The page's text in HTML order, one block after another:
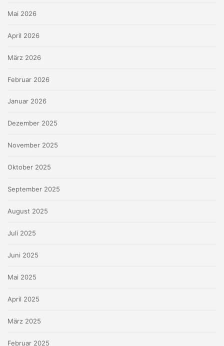
Mai 2026
April 2026
März 2026
Februar 2026
Januar 2026
Dezember 2025
November 2025
Oktober 2025
September 2025
August 2025
Juli 2025
Juni 2025
Mai 2025
April 2025
März 2025
Februar 2025